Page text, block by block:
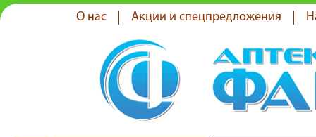
О нас Акции и спецпредложения